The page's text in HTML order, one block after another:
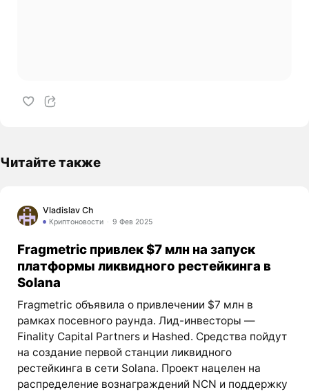
Читайте также
Vladislav Ch
Криптоновости 9 Фев 2025
Fragmetric привлек $7 млн на запуск
платформы ликвидного рестейкинга в
Solana
Fragmetric объявила о привлечении $7 млн в
рамках посевного раунда. Лид-инвесторы —
Finality Capital Partners и Hashed. Средства пойдут
на создание первой станции ликвидного
рестейкинга в сети Solana. Проект нацелен на
распределение вознаграждений NCN и поддержку